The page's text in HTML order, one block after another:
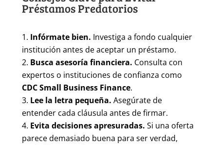
Préstamos Predatorios
Infórmate bien. Investiga a fondo cualquier
institución antes de aceptar un préstamo.
Busca asesoría financiera. Consulta con
expertos o instituciones de confianza como
CDC Small Business Finance.
Lee la letra pequeña. Asegúrate de
entender cada cláusula antes de firmar.
Evita decisiones apresuradas. Si una oferta
parece demasiado buena para ser verdad,